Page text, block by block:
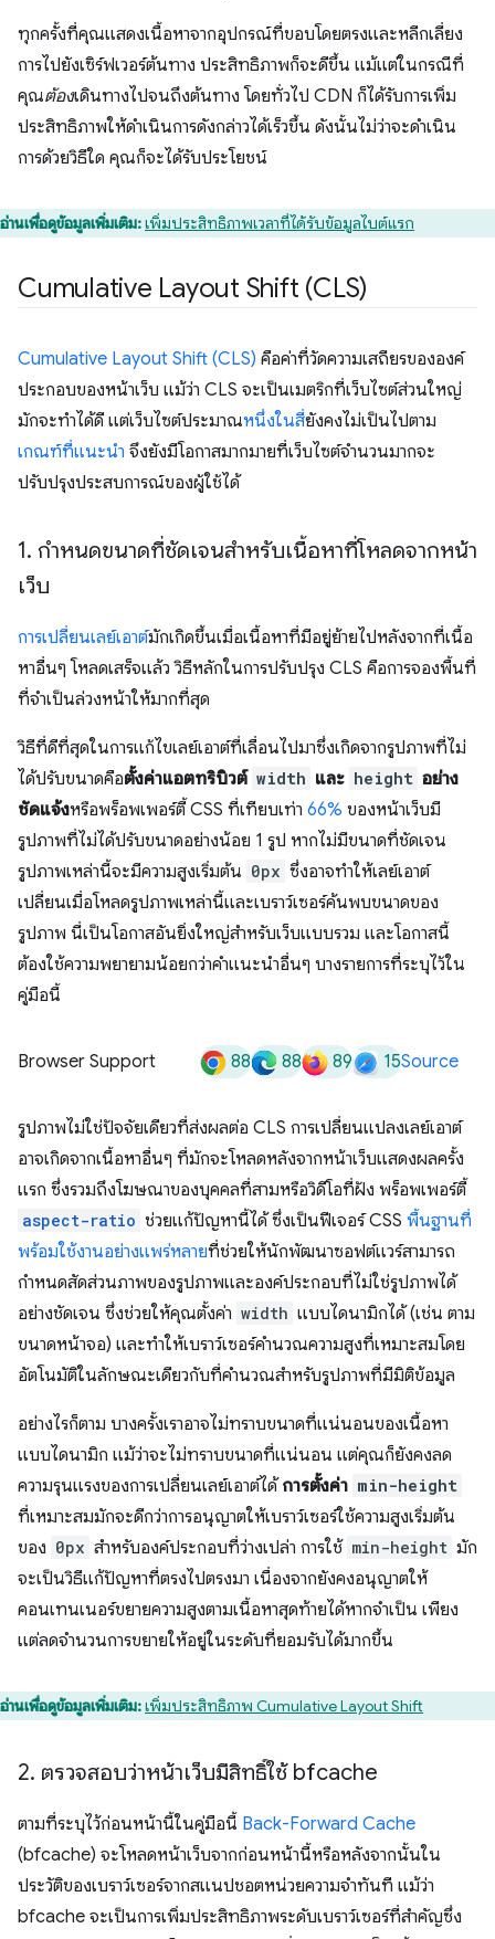
ทุกครั้งที่คุณแสดงเนื้อหาจากอุปกรณ์ที่ขอบโดยตรงและหลีกเลี่ยง
การไปยังเซิร์ฟเวอร์ต้นทาง ประสิทธิภาพก็จะดีขึ้น แม้แต่ในกรณีที่
คุณต้องเดินทางไปจนถึงต้นทาง โดยทั่วไป CDN ก็ได้รับการเพิ่ม
ประสิทธิภาพให้ดำเนินการดังกล่าวได้เร็วขึ้น ดังนั้นไม่ว่าจะดำเนิน
การด้วยวิธีใด คุณก็จะได้รับประโยชน์
อ่านเพื่อดูข้อมูลเพิ่มเติม:เพิ่มประสิทธิภาพเวลาที่ได้รับข้อมูลไบต์แรก
Cumulative Layout Shift (CLS)
Cumulative Layout Shift (CLS) คือค่าที่วัดความเสถียรขององค์
ประกอบของหน้าเว็บ แม้ว่า CLS จะเป็นเมตริกที่เว็บไซต์ส่วนใหญ่
มักจะทำได้ดี แต่เว็บไซต์ประมาณหนึ่งในสี่ยังคงไม่เป็นไปตาม
เกณฑ์ที่แนะนำ จึงยังมีโอกาสมากมายที่เว็บไซต์จำนวนมากจะ
ปรับปรุงประสบการณ์ของผู้ใช้ได้
1. กำหนดขนาดที่ชัดเจนสำหรับเนื้อหาที่โหลดจากหน้า
เว็บ
การเปลี่ยนเลย์เอาต์มักเกิดขึ้นเมื่อเนื้อหาที่มีอยู่ย้ายไปหลังจากที่เนื้อ
หาอื่นๆ โหลดเสร็จแล้ว วิธีหลักในการปรับปรุง CLS คือการจองพื้นที่
ที่จำเป็นล่วงหน้าให้มากที่สุด
วิธีที่ดีที่สุดในการแก้ไขเลย์เอาต์ที่เลื่อนไปมาซึ่งเกิดจากรูปภาพที่ไม่
ได้ปรับขนาดคือตั้งค่าแอตทริบิวต์ width และ height อย่าง
ชัดแจ้งหรือพร็อพเพอร์ตี้ CSS ที่เทียบเท่า 66% ของหน้าเว็บมี
รูปภาพที่ไม่ได้ปรับขนาดอย่างน้อย 1 รูป หากไม่มีขนาดที่ชัดเจน
รูปภาพเหล่านี้จะมีความสูงเริ่มต้น 0px ซึ่งอาจทำให้เลย์เอาต์
เปลี่ยนเมื่อโหลดรูปภาพเหล่านี้และเบราว์เซอร์ค้นพบขนาดของ
รูปภาพ นี่เป็นโอกาสอันยิ่งใหญ่สําหรับเว็บแบบรวม และโอกาสนี้
ต้องใช้ความพยายามน้อยกว่าคําแนะนําอื่นๆ บางรายการที่ระบุไว้ใน
คู่มือนี้
Browser Support 88 88 89 15Source
รูปภาพไม่ใช่ปัจจัยเดียวที่ส่งผลต่อ CLS การเปลี่ยนแปลงเลย์เอาต์
อาจเกิดจากเนื้อหาอื่นๆ ที่มักจะโหลดหลังจากหน้าเว็บแสดงผลครั้ง
แรก ซึ่งรวมถึงโฆษณาของบุคคลที่สามหรือวิดีโอที่ฝัง พร็อพเพอร์ตี้
aspect-ratio ช่วยแก้ปัญหานี้ได้ ซึ่งเป็นฟีเจอร์ CSS พื้นฐานที่
พร้อมใช้งานอย่างแพร่หลายที่ช่วยให้นักพัฒนาซอฟต์แวร์สามารถ
กำหนดสัดส่วนภาพของรูปภาพและองค์ประกอบที่ไม่ใช่รูปภาพได้
อย่างชัดเจน ซึ่งช่วยให้คุณตั้งค่า width แบบไดนามิกได้ (เช่น ตาม
ขนาดหน้าจอ) และทำให้เบราว์เซอร์คำนวณความสูงที่เหมาะสมโดย
อัตโนมัติในลักษณะเดียวกับที่คำนวณสำหรับรูปภาพที่มีมิติข้อมูล
อย่างไรก็ตาม บางครั้งเราอาจไม่ทราบขนาดที่แน่นอนของเนื้อหา
แบบไดนามิก แม้ว่าจะไม่ทราบขนาดที่แน่นอน แต่คุณก็ยังคงลด
ความรุนแรงของการเปลี่ยนเลย์เอาต์ได้ การตั้งค่า min-height
ที่เหมาะสมมักจะดีกว่าการอนุญาตให้เบราว์เซอร์ใช้ความสูงเริ่มต้น
ของ 0px สำหรับองค์ประกอบที่ว่างเปล่า การใช้ min-height มัก
จะเป็นวิธีแก้ปัญหาที่ตรงไปตรงมา เนื่องจากยังคงอนุญาตให้
คอนเทนเนอร์ขยายความสูงตามเนื้อหาสุดท้ายได้หากจำเป็น เพียง
แต่ลดจำนวนการขยายให้อยู่ในระดับที่ยอมรับได้มากขึ้น
อ่านเพื่อดูข้อมูลเพิ่มเติม:เพิ่มประสิทธิภาพ Cumulative Layout Shift
2. ตรวจสอบว่าหน้าเว็บมีสิทธิ์ใช้ bfcache
ตามที่ระบุไว้ก่อนหน้านี้ในคู่มือนี้ Back-Forward Cache
(bfcache) จะโหลดหน้าเว็บจากก่อนหน้านี้หรือหลังจากนั้นใน
ประวัติของเบราว์เซอร์จากสแนปชอตหน่วยความจำทันที แม้ว่า
bfcache จะเป็นการเพิ่มประสิทธิภาพระดับเบราว์เซอร์ที่สําคัญซึ่ง